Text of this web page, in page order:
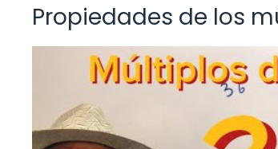
Propiedades de los